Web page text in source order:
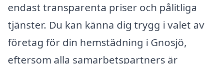
endast transparenta priser och pålitliga
tjänster. Du kan känna dig trygg i valet av
företag för din hemstädning i Gnosjö,
eftersom alla samarbetspartners är